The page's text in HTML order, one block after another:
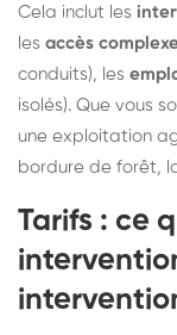
Cela inclut les
les accès
conduits), les
isolés). Que vous
une exploitation
bordure de forêt,
Tarifs : ce